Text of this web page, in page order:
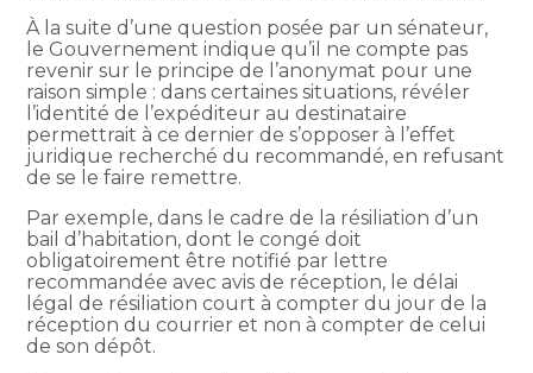
À la suite d’une question posée par un sénateur,
le Gouvernement indique qu’il ne compte pas
revenir sur le principe de l’anonymat pour une
raison simple : dans certaines situations, révéler
l’identité de l’expéditeur au destinataire
permettrait à ce dernier de s’opposer à l’effet
juridique recherché du recommandé, en refusant
de se le faire remettre.
Par exemple, dans le cadre de la résiliation d’un
bail d’habitation, dont le congé doit
obligatoirement être notifié par lettre
recommandée avec avis de réception, le délai
légal de résiliation court à compter du jour de la
réception du courrier et non à compter de celui
de son dépôt.